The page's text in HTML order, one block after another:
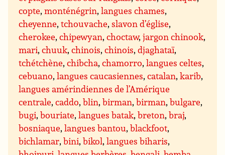
copte,monténégrin,langues chames,
cheyenne,tchouvache,slavon d’église,
cherokee,chipewyan,choctaw,jargon chinook,
mari,chuuk,chinois,chinois,djaghataï,
tchétchène,chibcha,chamorro,langues celtes,
cebuano,langues caucasiennes,catalan,karib,
langues amérindiennes de l’Amérique
centrale,caddo,blin,birman,birman,bulgare,
bugi,bouriate,langues batak,breton,braj,
bosniaque,langues bantou,blackfoot,
bichlamar,bini,bikol,langues biharis,